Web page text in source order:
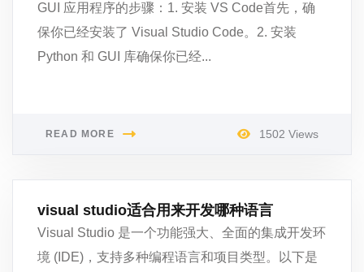
GUI 应用程序的步骤：1. 安装 VS Code首先，确
保你已经安装了 Visual Studio Code。2. 安装
Python 和 GUI 库确保你已经...
READ MORE 1502 Views
visual studio适合用来开发哪种语言
Visual Studio 是一个功能强大、全面的集成开发环
境 (IDE)，支持多种编程语言和项目类型。以下是